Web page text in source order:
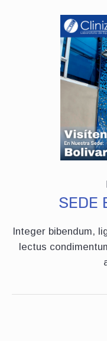
SEDE
Integer bibendum,
lectus